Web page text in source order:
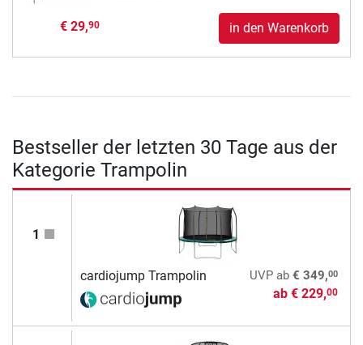
€ 29,90 in den Warenkorb
Bestseller der letzten 30 Tage aus der
Kategorie Trampolin
1
cardiojump Trampolin UVPab € 349,00
ab € 229,00